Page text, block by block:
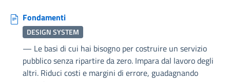
Fondamenti
DESIGN SYSTEM
— Le basi di cui hai bisogno per costruire un servizio
pubblico senza ripartire da zero. Impara dal lavoro degli
altri. Riduci costi e margini di errore, guadagnando